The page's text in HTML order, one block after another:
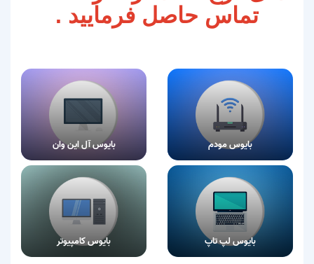
تماس حاصل فرمایید .
بایوس مودم بایوس آل این وان
بایوس لپ تاپ بایوس کامپیوتر